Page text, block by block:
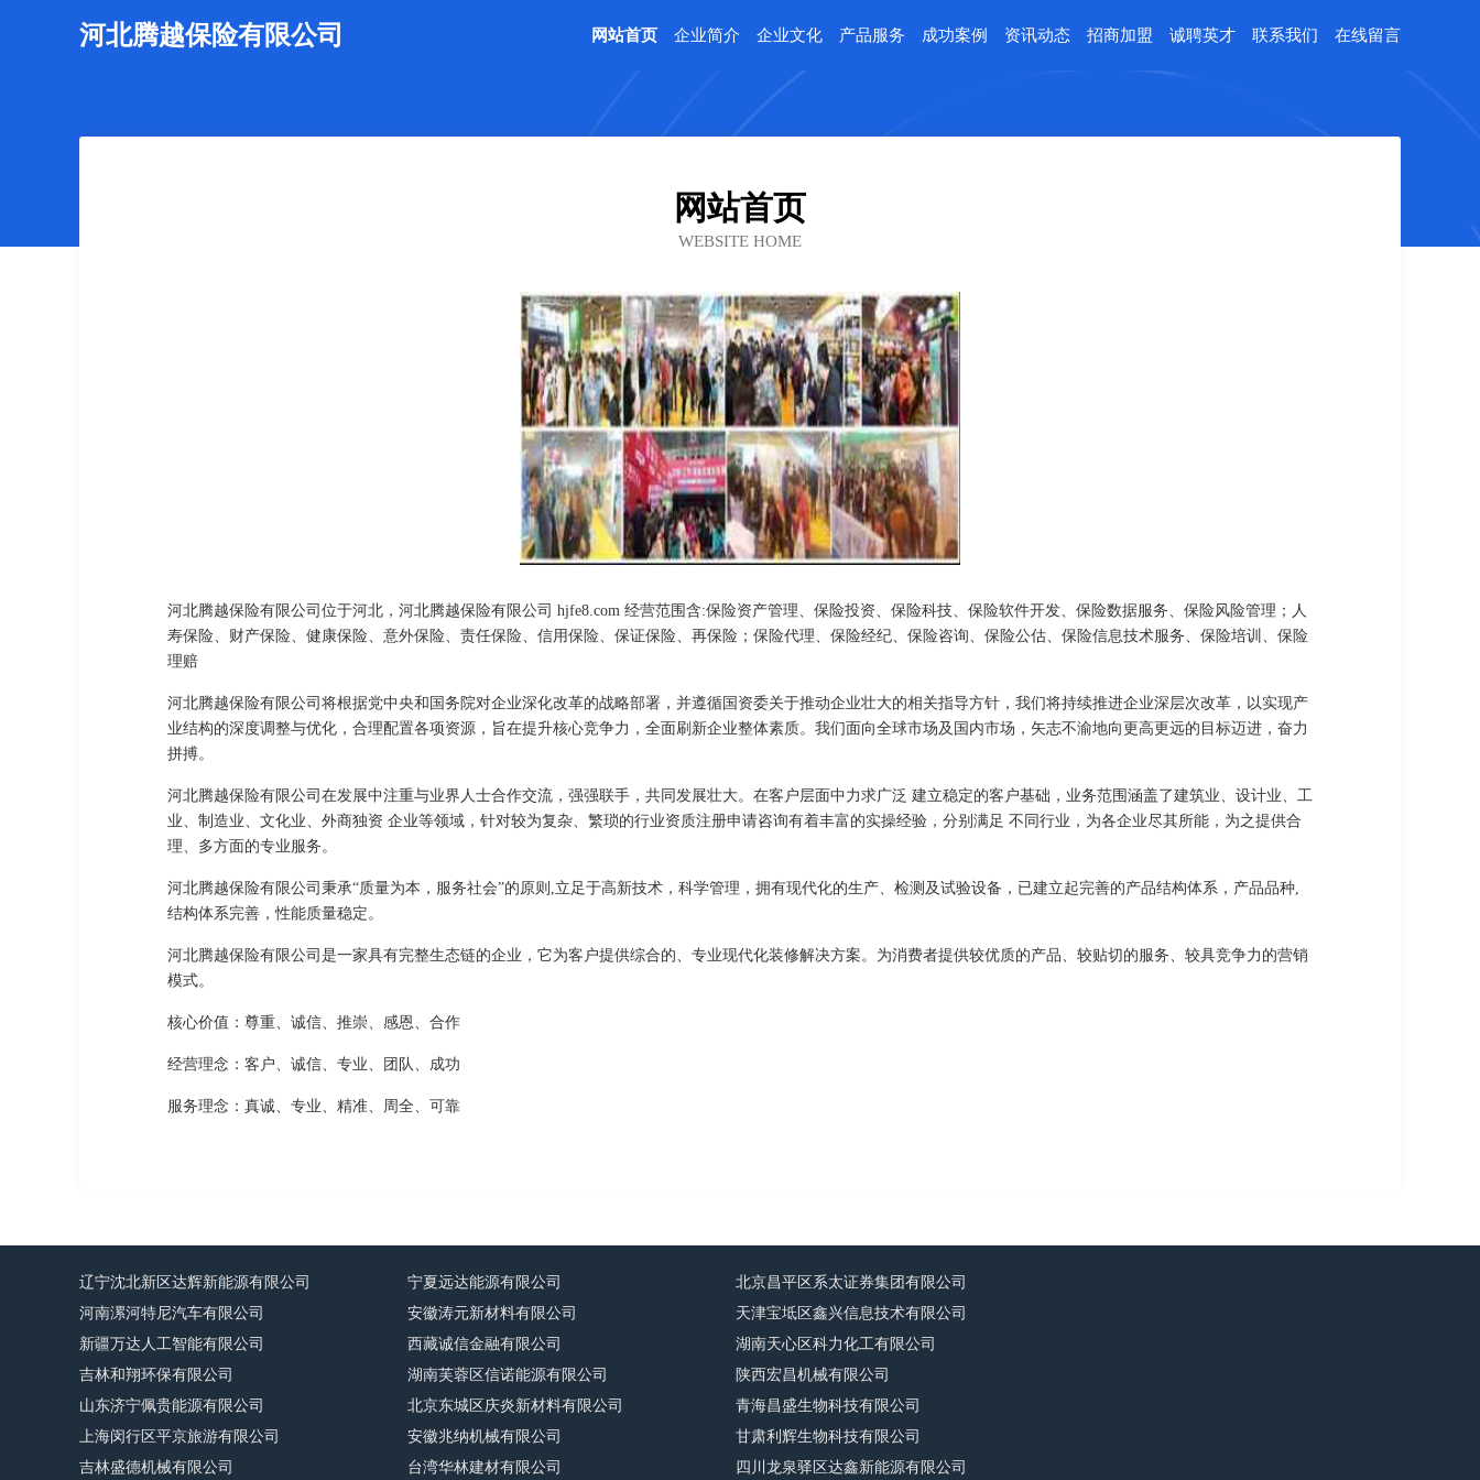
河北腾越保险有限公司 网站首页 企业简介 企业文化 产品服务 成功案例 资讯动态 招商加盟 诚聘英才 联系我们 在线留言
网站首页
WEBSITE HOME
河北腾越保险有限公司位于河北，河北腾越保险有限公司 hjfe8.com 经营范围含:保险资产管理、保险投资、保险科技、保险软件开发、保险数据服务、保险风险管理；人
寿保险、财产保险、健康保险、意外保险、责任保险、信用保险、保证保险、再保险；保险代理、保险经纪、保险咨询、保险公估、保险信息技术服务、保险培训、保险
理赔
河北腾越保险有限公司将根据党中央和国务院对企业深化改革的战略部署，并遵循国资委关于推动企业壮大的相关指导方针，我们将持续推进企业深层次改革，以实现产
业结构的深度调整与优化，合理配置各项资源，旨在提升核心竞争力，全面刷新企业整体素质。我们面向全球市场及国内市场，矢志不渝地向更高更远的目标迈进，奋力
拼搏。
河北腾越保险有限公司在发展中注重与业界人士合作交流，强强联手，共同发展壮大。在客户层面中力求广泛 建立稳定的客户基础，业务范围涵盖了建筑业、设计业、工
业、制造业、文化业、外商独资 企业等领域，针对较为复杂、繁琐的行业资质注册申请咨询有着丰富的实操经验，分别满足 不同行业，为各企业尽其所能，为之提供合
理、多方面的专业服务。
河北腾越保险有限公司秉承“质量为本，服务社会”的原则,立足于高新技术，科学管理，拥有现代化的生产、检测及试验设备，已建立起完善的产品结构体系，产品品种,
结构体系完善，性能质量稳定。
河北腾越保险有限公司是一家具有完整生态链的企业，它为客户提供综合的、专业现代化装修解决方案。为消费者提供较优质的产品、较贴切的服务、较具竞争力的营销
模式。
核心价值：尊重、诚信、推崇、感恩、合作
经营理念：客户、诚信、专业、团队、成功
服务理念：真诚、专业、精准、周全、可靠
辽宁沈北新区达辉新能源有限公司 宁夏远达能源有限公司
北京昌平区系太证券集团有限公司
河南漯河特尼汽车有限公司
安徽涛元新材料有限公司
天津宝坻区鑫兴信息技术有限公司
新疆万达人工智能有限公司
西藏诚信金融有限公司
湖南天心区科力化工有限公司
吉林和翔环保有限公司
湖南芙蓉区信诺能源有限公司
陕西宏昌机械有限公司
山东济宁佩贵能源有限公司
北京东城区庆炎新材料有限公司
青海昌盛生物科技有限公司
上海闵行区平京旅游有限公司
安徽兆纳机械有限公司
甘肃利辉生物科技有限公司
吉林盛德机械有限公司
台湾华林建材有限公司 四川龙泉驿区达鑫新能源有限公司